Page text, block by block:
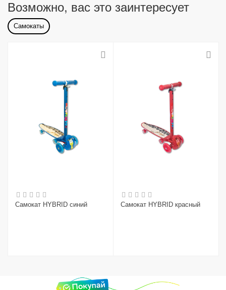
Возможно, вас это заинтересует
Самокаты
Самокат HYBRID синий Самокат HYBRID красный